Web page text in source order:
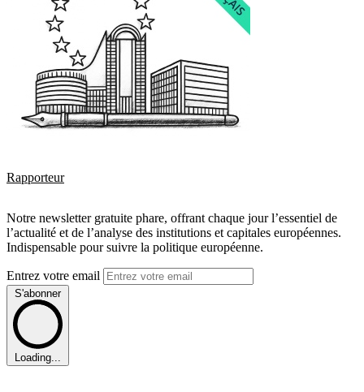
Rapporteur
Notre newsletter gratuite phare, offrant chaque jour l’essentiel de
l’actualité et de l’analyse des institutions et capitales européennes.
Indispensable pour suivre la politique européenne.
Entrez votre email
S'abonner
Loading...